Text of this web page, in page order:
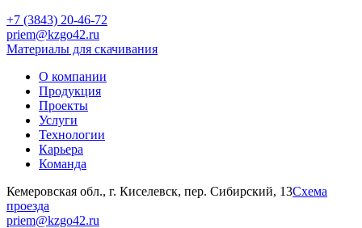
+7 (3843) 20-46-72
priem@kzgo42.ru
Материалы для скачивания
О компании
Продукция
Проекты
Услуги
Технологии
Карьера
Команда
Кемеровская обл., г. Киселевск, пер. Сибирский, 13Схема
проезда
priem@kzgo42.ru